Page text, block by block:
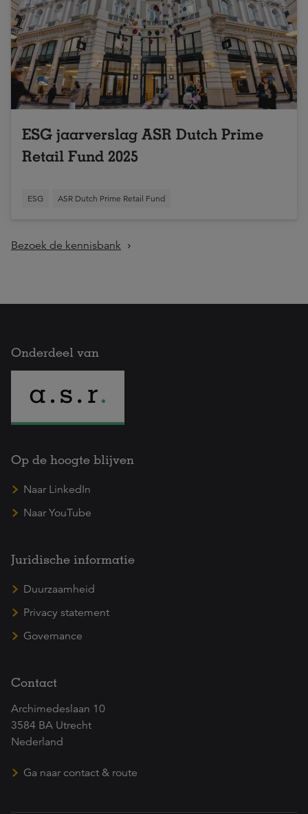
ESG jaarverslag ASR Dutch Prime
Retail Fund 2025
ESG ASR Dutch Prime Retail Fund
Bezoek de kennisbank
Onderdeel van
Op de hoogte blijven
Naar LinkedIn
Naar YouTube
Juridische informatie
Duurzaamheid
Privacy statement
Governance
Contact
Archimedeslaan 10
3584 BA Utrecht
Nederland
Ga naar contact & route